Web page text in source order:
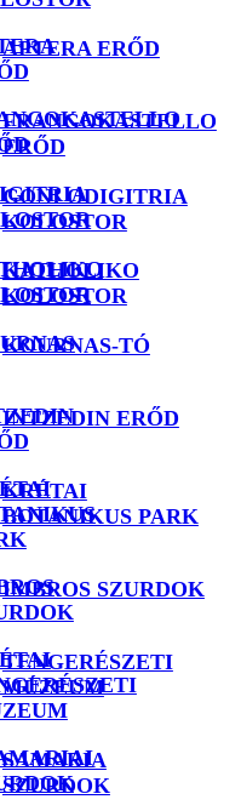
APTERA ERŐD
FRANGOKASTELLO
ERŐD
GONI ODIGITRIA
KOLOSTOR
KATHOLIKO
KOLOSTOR
KOURNAS-TÓ
INTZEDIN ERŐD
KRÉTAI
BOTANIKUS PARK
IMBROS SZURDOK
TENGERÉSZETI
MÚZEUM
SAMARIA
SZURDOK